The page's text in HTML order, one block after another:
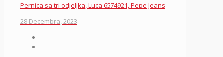
Pernica sa tri odjeljka, Luca 6574921, Pepe Jeans
28 Decembra, 2023